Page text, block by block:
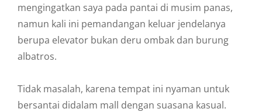
mengingatkan saya pada pantai di musim panas,
namun kali ini pemandangan keluar jendelanya
berupa elevator bukan deru ombak dan burung
albatros.
Tidak masalah, karena tempat ini nyaman untuk
bersantai didalam mall dengan suasana kasual.